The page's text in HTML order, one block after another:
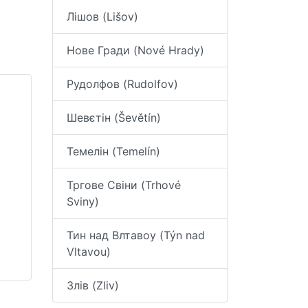
Лішов (Lišov)
Нове Гради (Nové Hrady)
Рудолфов (Rudolfov)
Шевєтін (Ševětín)
Темелін (Temelín)
Тргове Свіни (Trhové
Sviny)
Тин над Влтавоу (Týn nad
Vltavou)
Злів (Zliv)